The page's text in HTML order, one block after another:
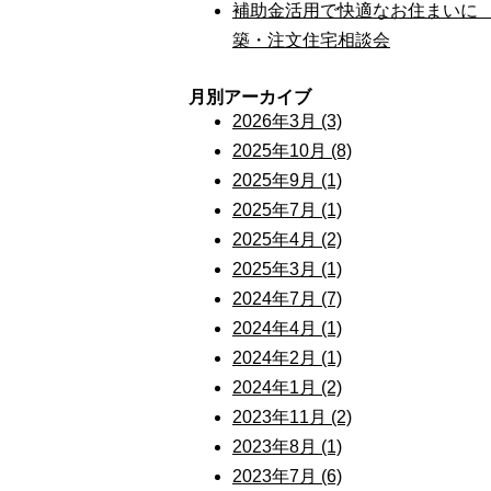
補助金活用で快適なお住まい
築・注文住宅相談会
月別アーカイブ
2026年3月 (3)
2025年10月 (8)
2025年9月 (1)
2025年7月 (1)
2025年4月 (2)
2025年3月 (1)
2024年7月 (7)
2024年4月 (1)
2024年2月 (1)
2024年1月 (2)
2023年11月 (2)
2023年8月 (1)
2023年7月 (6)